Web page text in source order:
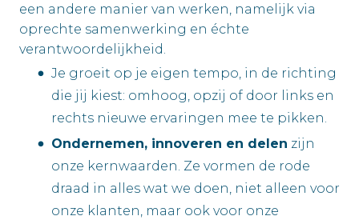
een andere manier van werken, namelijk via
oprechte samenwerking en échte
verantwoordelijkheid.
Je groeit op je eigen tempo, in de richting
die jij kiest: omhoog, opzij of door links en
rechts nieuwe ervaringen mee te pikken.
Ondernemen, innoveren en delen zijn
onze kernwaarden. Ze vormen de rode
draad in alles wat we doen, niet alleen voor
onze klanten, maar ook voor onze